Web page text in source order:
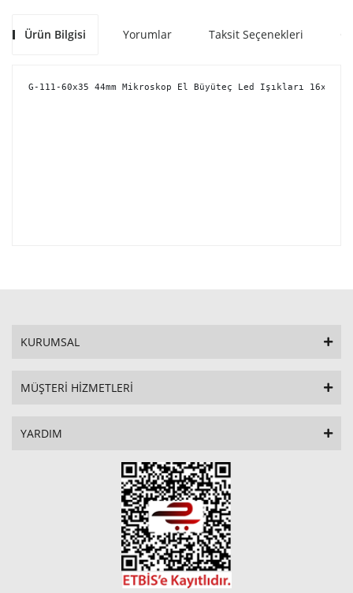
Ürün Bilgisi Yorumlar Taksit Seçenekleri
G-111-60x35 44mm Mikroskop El Büyüteç Led Işıkları 16x7x4.4
KURUMSAL
MÜŞTERİ HİZMETLERİ
YARDIM